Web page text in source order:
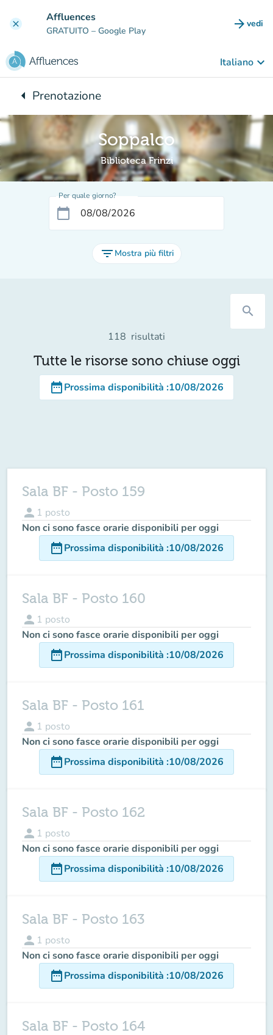
clear Affluences
GRATUITO – Google Play arrow_forward vedi
Italiano keyboard_arrow_down
arrow_leftTorna a:
Prenotazione
Soppalco
Biblioteca Frinzi
Per quale giorno?
calendar_today
filter_list Mostra più filtri
search
118 risultati
Tutte le risorse sono chiuse oggi
date_rangeProssima disponibilità :10/08/2026
Sala BF - Posto 159
person 1 posto
Non ci sono fasce orarie disponibili per oggi
date_rangeProssima disponibilità :10/08/2026
Sala BF - Posto 160
person 1 posto
Non ci sono fasce orarie disponibili per oggi
date_rangeProssima disponibilità :10/08/2026
Sala BF - Posto 161
person 1 posto
Non ci sono fasce orarie disponibili per oggi
date_rangeProssima disponibilità :10/08/2026
Sala BF - Posto 162
person 1 posto
Non ci sono fasce orarie disponibili per oggi
date_rangeProssima disponibilità :10/08/2026
Sala BF - Posto 163
person 1 posto
Non ci sono fasce orarie disponibili per oggi
date_rangeProssima disponibilità :10/08/2026
Sala BF - Posto 164